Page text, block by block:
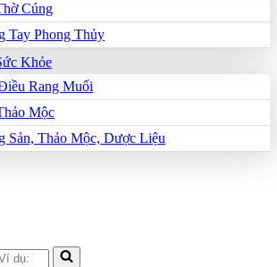
Cúng
Tay Phong Thủy
Khỏe
Rang Muối
Mộc
Sản, Thảo Mộc, Dược Liệu